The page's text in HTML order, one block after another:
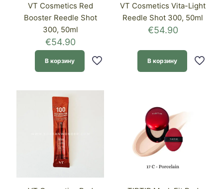
VT Cosmetics Red
Booster Reedle Shot
300, 50ml
€54.90
В корзину
VT Cosmetics Vita-Light
Reedle Shot 300, 50ml
€54.90
В корзину